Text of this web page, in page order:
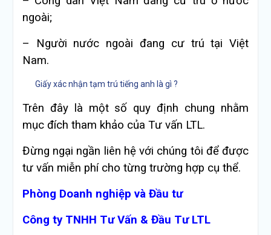
ngoài;
– Người nước ngoài đang cư trú tại Việt
Nam.
Giấy xác nhận tạm trú tiếng anh là gì ?
Trên đây là một số quy định chung nhằm
mục đích tham khảo của Tư vấn LTL.
Đừng ngại ngần liên hệ với chúng tôi để được
tư vấn miễn phí cho từng trường hợp cụ thể.
Phòng Doanh nghiệp và Đầu tư
Công ty TNHH Tư Vấn & Đầu Tư LTL